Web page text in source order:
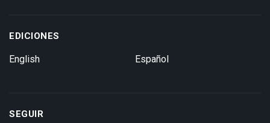
EDICIONES
English Español
SEGUIR